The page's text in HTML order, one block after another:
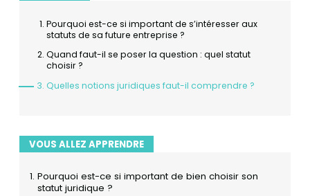
Pourquoi est-ce si important de s’intéresser aux
statuts de sa future entreprise ?
Quand faut-il se poser la question : quel statut
choisir ?
Quelles notions juridiques faut-il comprendre ?
VOUS ALLEZ APPRENDRE
Pourquoi est-ce si important de bien choisir son
statut juridique ?